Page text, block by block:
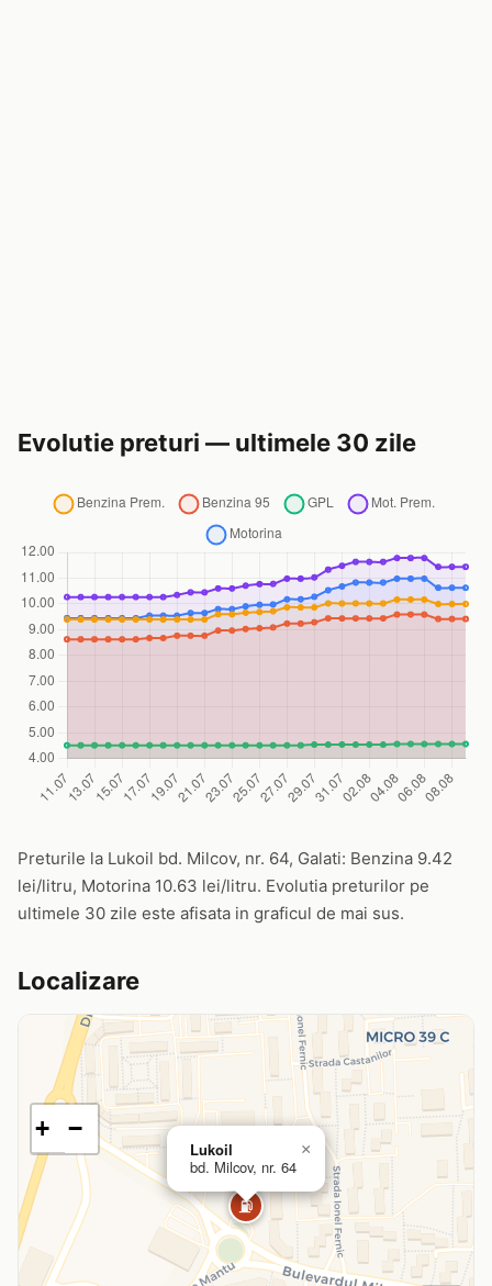
Evolutie preturi — ultimele 30 zile
Preturile la Lukoil bd. Milcov, nr. 64, Galati: Benzina 9.42
lei/litru, Motorina 10.63 lei/litru. Evolutia preturilor pe
ultimele 30 zile este afisata in graficul de mai sus.
Localizare
⛽
Lukoil
bd. Milcov, nr. 64
×
+ −